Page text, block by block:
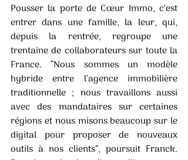
Pousser la porte de Cœur Immo, c’est
entrer dans une famille, la leur, qui,
depuis la rentrée, regroupe une
trentaine de collaborateurs sur toute la
France. “Nous sommes un modèle
hybride entre l’agence immobilière
traditionnelle ; nous travaillons aussi
avec des mandataires sur certaines
régions et nous misons beaucoup sur le
digital pour proposer de nouveaux
outils à nos clients”, poursuit Franck.